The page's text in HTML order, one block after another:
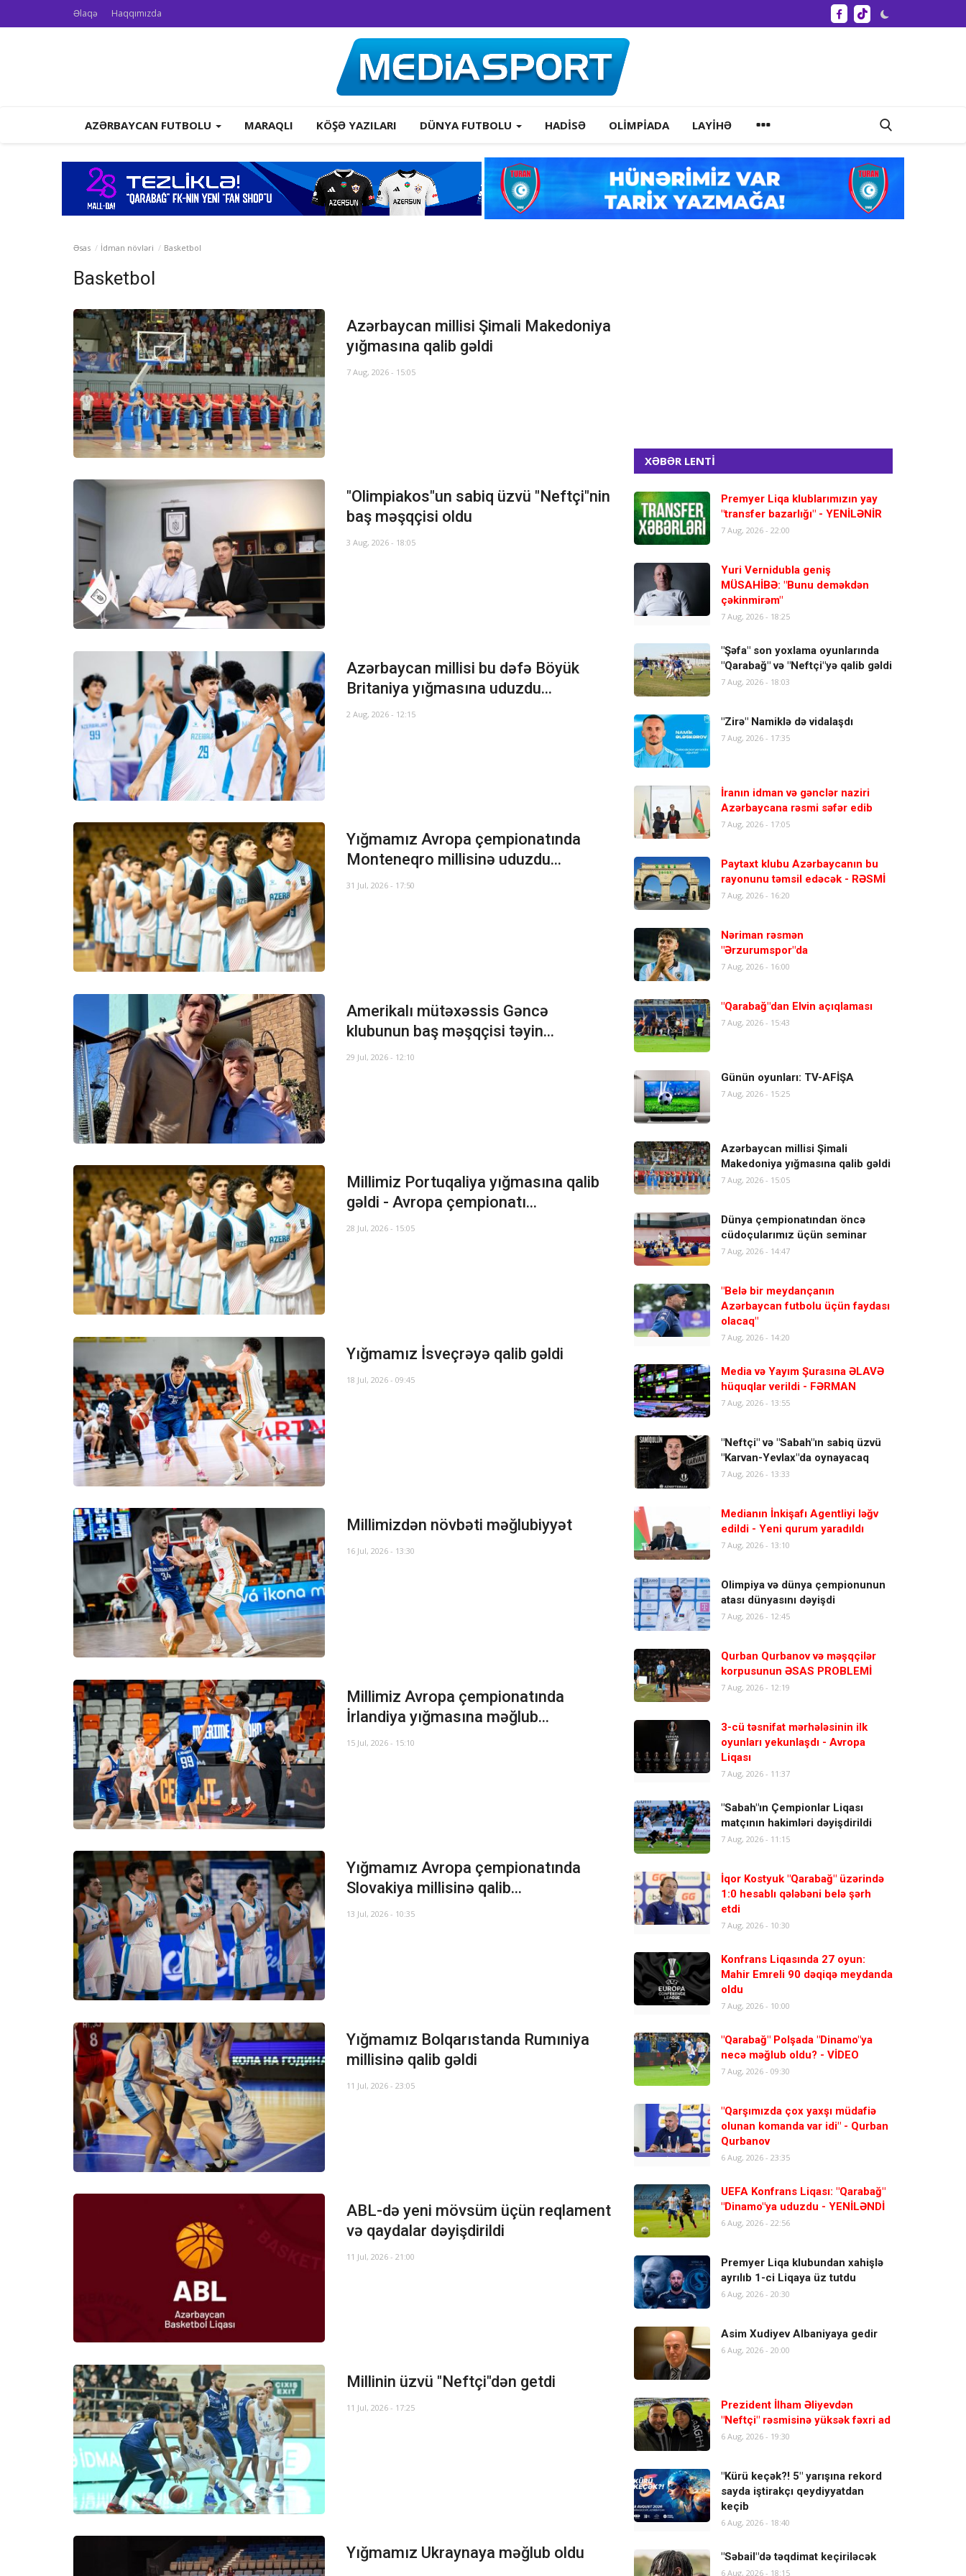
Əlaqə Haqqımızda
AZƏRBAYCAN FUTBOLU MARAQLI KÖŞƏ YAZILARI DÜNYA FUTBOLU HADISƏ OLIMPIADA LAYIHƏ
Əsas İdman növləri Basketbol
Basketbol
Azərbaycan millisi Şimali Makedoniya
yığmasına qalib gəldi
7 Aug, 2026 - 15:05
"Olimpiakos"un sabiq üzvü "Neftçi"nin
baş məşqçisi oldu
3 Aug, 2026 - 18:05
Azərbaycan millisi bu dəfə Böyük
Britaniya yığmasına uduzdu...
2 Aug, 2026 - 12:15
Yığmamız Avropa çempionatında
Monteneqro millisinə uduzdu...
31 Jul, 2026 - 17:50
Amerikalı mütəxəssis Gəncə
klubunun baş məşqçisi təyin...
29 Jul, 2026 - 12:10
Millimiz Portuqaliya yığmasına qalib
gəldi - Avropa çempionatı...
28 Jul, 2026 - 15:05
Yığmamız İsveçrəyə qalib gəldi
18 Jul, 2026 - 09:45
Millimizdən növbəti məğlubiyyət
16 Jul, 2026 - 13:30
Millimiz Avropa çempionatında
İrlandiya yığmasına məğlub...
15 Jul, 2026 - 15:10
Yığmamız Avropa çempionatında
Slovakiya millisinə qalib...
13 Jul, 2026 - 10:35
Yığmamız Bolqarıstanda Rumıniya
millisinə qalib gəldi
11 Jul, 2026 - 23:05
ABL-də yeni mövsüm üçün reqlament
və qaydalar dəyişdirildi
11 Jul, 2026 - 21:00
Millinin üzvü "Neftçi"dən getdi
11 Jul, 2026 - 17:25
Yığmamız Ukraynaya məğlub oldu
XƏBƏR LENTİ
Premyer Liqa klublarımızın yay
"transfer bazarlığı" - YENİLƏNİR
7 Aug, 2026 - 22:00
Yuri Vernidubla geniş
MÜSAHİBƏ: "Bunu deməkdən
çəkinmirəm"
7 Aug, 2026 - 18:25
"Şəfa" son yoxlama oyunlarında
"Qarabağ" və "Neftçi"yə qalib gəldi
7 Aug, 2026 - 18:03
"Zirə" Namiklə də vidalaşdı
7 Aug, 2026 - 17:35
İranın idman və gənclər naziri
Azərbaycana rəsmi səfər edib
7 Aug, 2026 - 17:05
Paytaxt klubu Azərbaycanın bu
rayonunu təmsil edəcək - RƏSMİ
7 Aug, 2026 - 16:20
Nəriman rəsmən
"Ərzurumspor"da
7 Aug, 2026 - 16:00
"Qarabağ"dan Elvin açıqlaması
7 Aug, 2026 - 15:43
Günün oyunları: TV-AFİŞA
7 Aug, 2026 - 15:25
Azərbaycan millisi Şimali
Makedoniya yığmasına qalib gəldi
7 Aug, 2026 - 15:05
Dünya çempionatından öncə
cüdoçularımız üçün seminar
7 Aug, 2026 - 14:47
"Belə bir meydançanın
Azərbaycan futbolu üçün faydası
olacaq"
7 Aug, 2026 - 14:20
Media və Yayım Şurasına ƏLAVƏ
hüquqlar verildi - FƏRMAN
7 Aug, 2026 - 13:55
"Neftçi" və "Sabah"ın sabiq üzvü
"Karvan-Yevlax"da oynayacaq
7 Aug, 2026 - 13:33
Medianın İnkişafı Agentliyi ləğv
edildi - Yeni qurum yaradıldı
7 Aug, 2026 - 13:10
Olimpiya və dünya çempionunun
atası dünyasını dəyişdi
7 Aug, 2026 - 12:45
Qurban Qurbanov və məşqçilər
korpusunun ƏSAS PROBLEMİ
7 Aug, 2026 - 12:19
3-cü təsnifat mərhələsinin ilk
oyunları yekunlaşdı - Avropa
Liqası
7 Aug, 2026 - 11:37
"Sabah"ın Çempionlar Liqası
matçının hakimləri dəyişdirildi
7 Aug, 2026 - 11:15
İqor Kostyuk "Qarabağ" üzərində
1:0 hesablı qələbəni belə şərh
etdi
7 Aug, 2026 - 10:30
Konfrans Liqasında 27 oyun:
Mahir Emreli 90 dəqiqə meydanda
oldu
7 Aug, 2026 - 10:00
"Qarabağ" Polşada "Dinamo"ya
necə məğlub oldu? - VİDEO
7 Aug, 2026 - 09:30
"Qarşımızda çox yaxşı müdafiə
olunan komanda var idi" - Qurban
Qurbanov
6 Aug, 2026 - 23:35
UEFA Konfrans Liqası: "Qarabağ"
"Dinamo"ya uduzdu - YENİLƏNDİ
6 Aug, 2026 - 22:56
Premyer Liqa klubundan xahişlə
ayrılıb 1-ci Liqaya üz tutdu
6 Aug, 2026 - 20:30
Asim Xudiyev Albaniyaya gedir
6 Aug, 2026 - 20:00
Prezident İlham Əliyevdən
"Neftçi" rəsmisinə yüksək fəxri ad
6 Aug, 2026 - 19:30
"Kürü keçək?! 5" yarışına rekord
sayda iştirakçı qeydiyyatdan
keçib
6 Aug, 2026 - 18:40
"Səbail"də təqdimat keçiriləcək
6 Aug, 2026 - 18:15